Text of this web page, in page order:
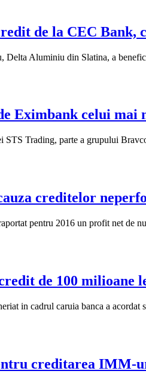
de la CEC Bank,
Aluminiu din Slatina, a
Eximbank celui
Trading, parte a grupului
creditelor
pentru 2016 un profit net
de 100 milioane
in cadrul caruia banca a
creditarea IMM-